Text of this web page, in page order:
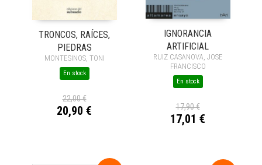
TRONCOS, RAÍCES,
PIEDRAS
MONTESINOS, TONI
En stock
22,00 €
20,90 €
IGNORANCIA
ARTIFICIAL
RUIZ CASANOVA, JOSE
FRANCISCO
En stock
17,90 €
17,01 €